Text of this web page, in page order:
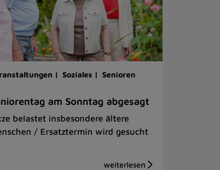
| Soziales | Senioren
am Sonntag abgesagt
belastet insbesondere ältere
/ Ersatztermin wird gesucht